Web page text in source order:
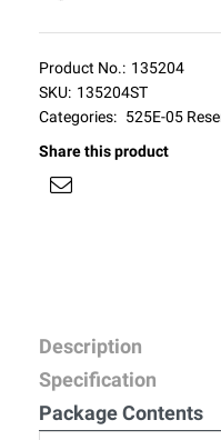
Product No.: 135204
SKU: 135204ST
Categories: 525E-05
Share this product
Description
Specification
Package Contents